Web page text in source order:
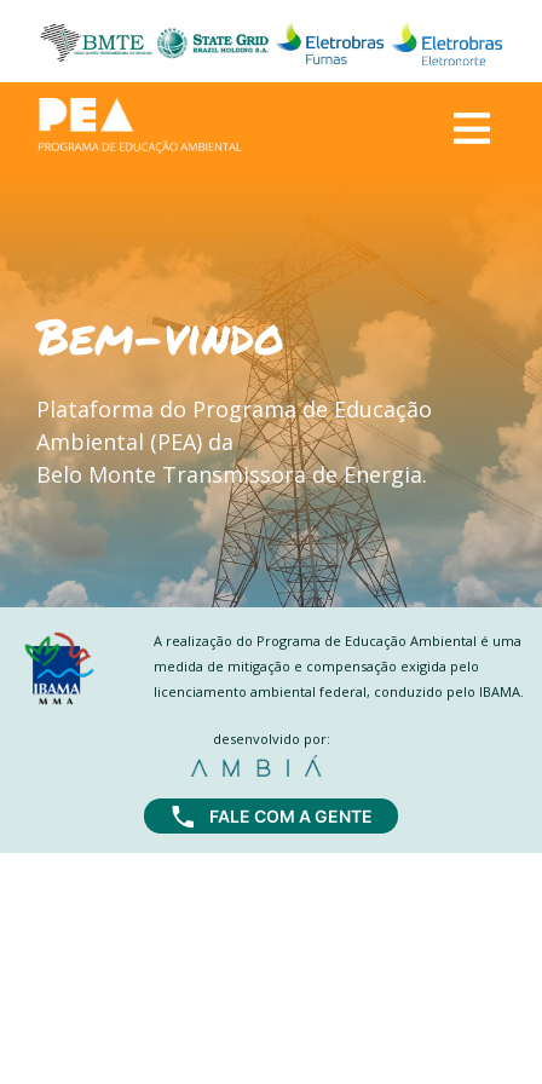
Bem-vindo
Plataforma do Programa de Educação
Ambiental (PEA) da
Belo Monte Transmissora de Energia.
A realização do Programa de Educação Ambiental é uma
medida de mitigação e compensação exigida pelo
licenciamento ambiental federal, conduzido pelo IBAMA.
desenvolvido por:
FALE COM A GENTE